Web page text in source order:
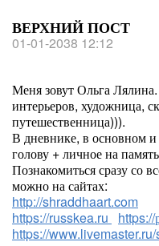
ВЕРХНИЙ ПОСТ
01-01-2038 12:12
Меня зовут Ольга
интерьеров, художница,
путешественница))).
В дневнике, в основном
голову + личное на
Познакомиться сразу со
можно на сайтах:
http://shraddhaart.com
https://russkea.ru
https://
https://